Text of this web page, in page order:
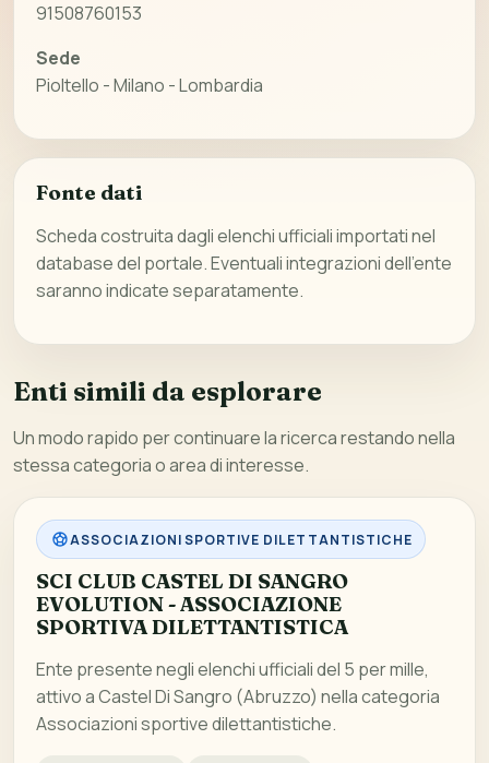
91508760153
Sede
Pioltello - Milano - Lombardia
Fonte dati
Scheda costruita dagli elenchi ufficiali importati nel
database del portale. Eventuali integrazioni dell’ente
saranno indicate separatamente.
Enti simili da esplorare
Un modo rapido per continuare la ricerca restando nella
stessa categoria o area di interesse.
ASSOCIAZIONI SPORTIVE DILETTANTISTICHE
SCI CLUB CASTEL DI SANGRO
EVOLUTION - ASSOCIAZIONE
SPORTIVA DILETTANTISTICA
Ente presente negli elenchi ufficiali del 5 per mille,
attivo a Castel Di Sangro (Abruzzo) nella categoria
Associazioni sportive dilettantistiche.